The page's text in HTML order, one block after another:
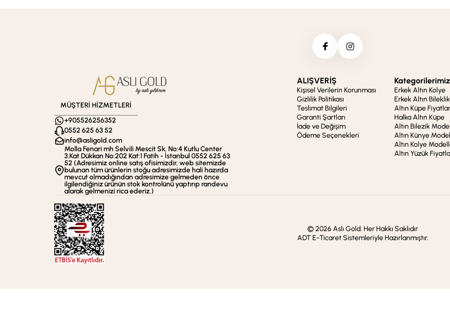
MÜŞTERİ HİZMETLERİ
+905526256352
0552 625 63 52
info@asligold.com
Molla Fenari mh Selvili Mescit Sk. No:4 Kutlu Center
3.Kat Dükkan No:202 Kat:1 Fatih - İstanbul 0552 625 63
52 (Adresimiz online satış ofisimizdir, web sitemizde
bulunan tüm ürünlerin stoğu adresimizde hali hazırda
mevcut olmadığından adresimize gelmeden önce
ilgilendiğiniz ürünün stok kontrolünü yaptırıp randevu
alarak gelmenizi rica ederiz.)
ALIŞVERİŞ
Kişisel Verilerin Korunması
Gizlilik Politikası
Teslimat Bilgileri
Garanti Şartları
İade ve Değişim
Ödeme Seçenekleri
Kategorilerimiz
Erkek Altın Kolye
Erkek Altın Bileklik
Altın Küpe
Halka Altın Küpe
Altın Bilezik
Altın Künye
Altın Kolye
Altın Yüzük
© 2026 Aslı Gold. Her Hakkı Saklıdır
ADT E-Ticaret Sistemleriyle Hazırlanmıştır.